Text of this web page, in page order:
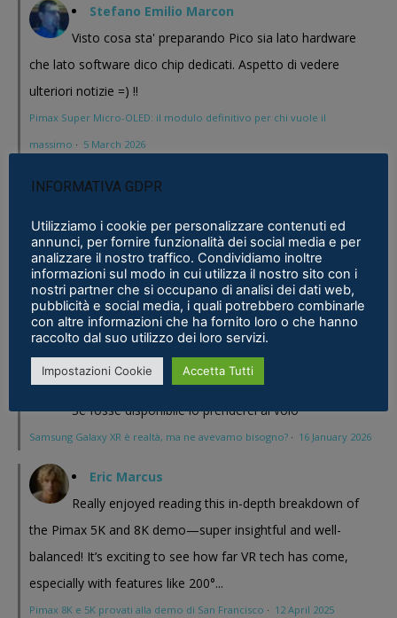
Stefano Emilio Marcon
Visto cosa sta' preparando Pico sia lato hardware
che lato software dico chip dedicati. Aspetto di vedere
ulteriori notizie =) !!
Pimax Super Micro-OLED: il modulo definitivo per chi vuole il
massimo · 5 March 2026
Stefano Emilio Marcon
for Dream al CES 2026 ha presentato un bel modello chissa'
magari Pico se ne esce con un prodotto a buon prezzo . In
sostanza i prodotti cinesi...
Meta Phoenix: Trovato riferimento all'interno dell'ultimo firmware per
Quest - VR ITALIA·25 February 2026
Fabio
Se fosse disponibile lo prenderei al volo
Samsung Galaxy XR è realtà, ma ne avevamo bisogno? · 16 January 2026
Eric Marcus
Really enjoyed reading this in-depth breakdown of
the Pimax 5K and 8K demo—super insightful and well-
balanced! It’s exciting to see how far VR tech has come,
especially with features like 200°...
Pimax 8K e 5K provati alla demo di San Francisco · 12 April 2025
INFORMATIVA GDPR
Utilizziamo i cookie per personalizzare contenuti ed
annunci, per fornire funzionalità dei social media e per
analizzare il nostro traffico. Condividiamo inoltre
informazioni sul modo in cui utilizza il nostro sito con i
nostri partner che si occupano di analisi dei dati web,
pubblicità e social media, i quali potrebbero combinarle
con altre informazioni che ha fornito loro o che hanno
raccolto dal suo utilizzo dei loro servizi.
Impostazioni Cookie Accetta Tutti